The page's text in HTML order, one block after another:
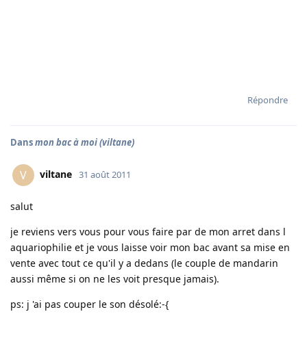
Répondre
Dansmon bac à moi (viltane)
V viltane 31 août 2011
salut
je reviens vers vous pour vous faire par de mon arret dans l
aquariophilie et je vous laisse voir mon bac avant sa mise en
vente avec tout ce qu'il y a dedans (le couple de mandarin
aussi même si on ne les voit presque jamais).
ps: j 'ai pas couper le son désolé:-{